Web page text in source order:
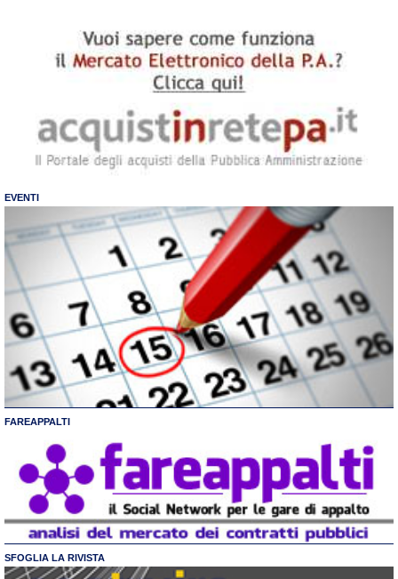
EVENTI
FAREAPPALTI
SFOGLIA LA RIVISTA